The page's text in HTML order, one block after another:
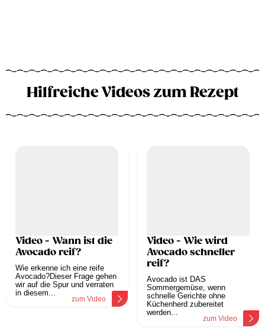
Hilfreiche Videos zum Rezept
Video - Wann ist die
Avocado reif?
Wie erkenne ich eine reife
Avocado?Dieser Frage gehen
wir auf die Spur und verraten
in diesem...
zum Video
Video - Wie wird
Avocado schneller
reif?
Avocado ist DAS
Sommergemüse, wenn
schnelle Gerichte ohne
Küchenherd zubereitet
werden...
zum Video